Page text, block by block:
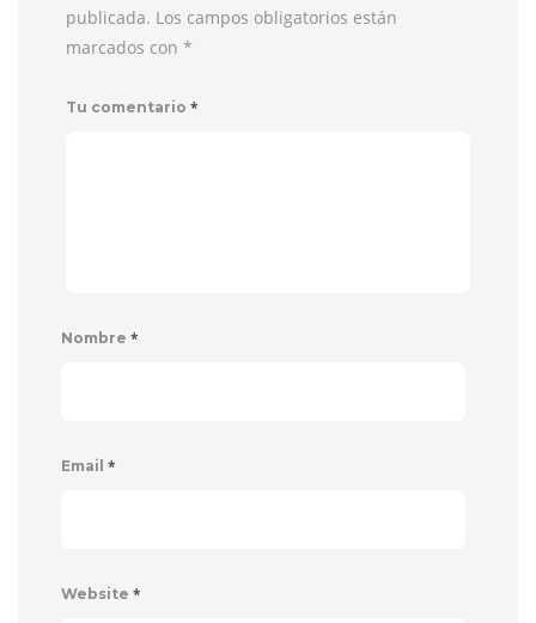
publicada. Los campos obligatorios están
marcados con *
Tu comentario *
Nombre *
Email *
Website *